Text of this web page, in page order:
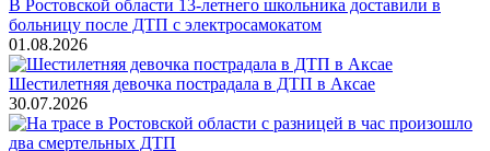
В Ростовской области 13-летнего школьника доставили в
больницу после ДТП с электросамокатом
01.08.2026
Шестилетняя девочка пострадала в ДТП в Аксае
30.07.2026